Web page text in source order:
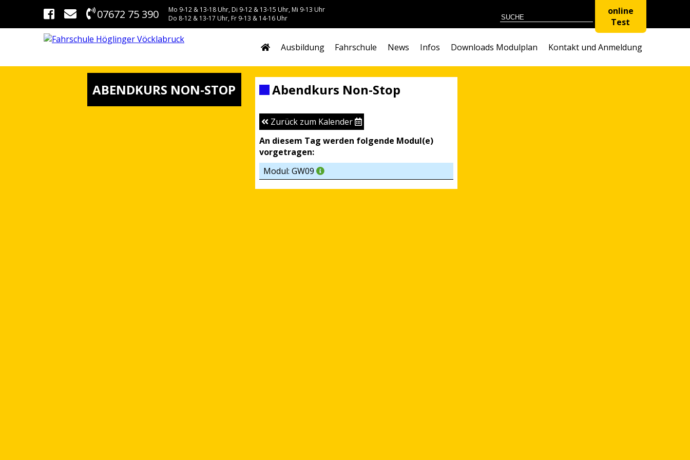
07672 75 390
Mo 9-12 & 13-18 Uhr, Di 9-12 & 13-15 Uhr, Mi 9-13 Uhr
Do 8-12 & 13-17 Uhr, Fr 9-13 & 14-16 Uhr
online
Test
Ausbildung Fahrschule News Infos Downloads Modulplan Kontakt und Anmeldung
ABENDKURS NON-STOP Abendkurs Non-Stop
Zurück zum Kalender
An diesem Tag werden folgende Modul(e)
vorgetragen:
Modul: GW09